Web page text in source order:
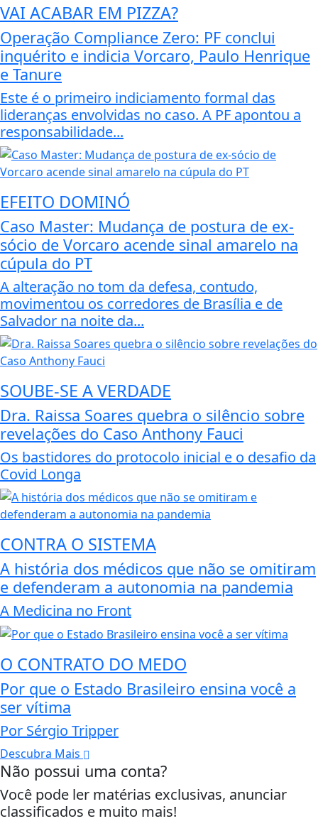
VAI ACABAR EM PIZZA?
Operação Compliance Zero: PF conclui
inquérito e indicia Vorcaro, Paulo Henrique
e Tanure
Este é o primeiro indiciamento formal das
lideranças envolvidas no caso. A PF apontou a
responsabilidade...
EFEITO DOMINÓ
Caso Master: Mudança de postura de ex-
sócio de Vorcaro acende sinal amarelo na
cúpula do PT
A alteração no tom da defesa, contudo,
movimentou os corredores de Brasília e de
Salvador na noite da...
SOUBE-SE A VERDADE
Dra. Raissa Soares quebra o silêncio sobre
revelações do Caso Anthony Fauci
Os bastidores do protocolo inicial e o desafio da
Covid Longa
CONTRA O SISTEMA
A história dos médicos que não se omitiram
e defenderam a autonomia na pandemia
A Medicina no Front
O CONTRATO DO MEDO
Por que o Estado Brasileiro ensina você a
ser vítima
Por Sérgio Tripper
Descubra Mais
Não possui uma conta?
Você pode ler matérias exclusivas, anunciar
classificados e muito mais!